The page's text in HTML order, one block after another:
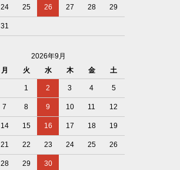
24 25 26 27 28 29
31
2026年9月
月 火 水 木 金 土
1 2 3 4 5
7 8 9 10 11 12
14 15 16 17 18 19
21 22 23 24 25 26
28 29 30